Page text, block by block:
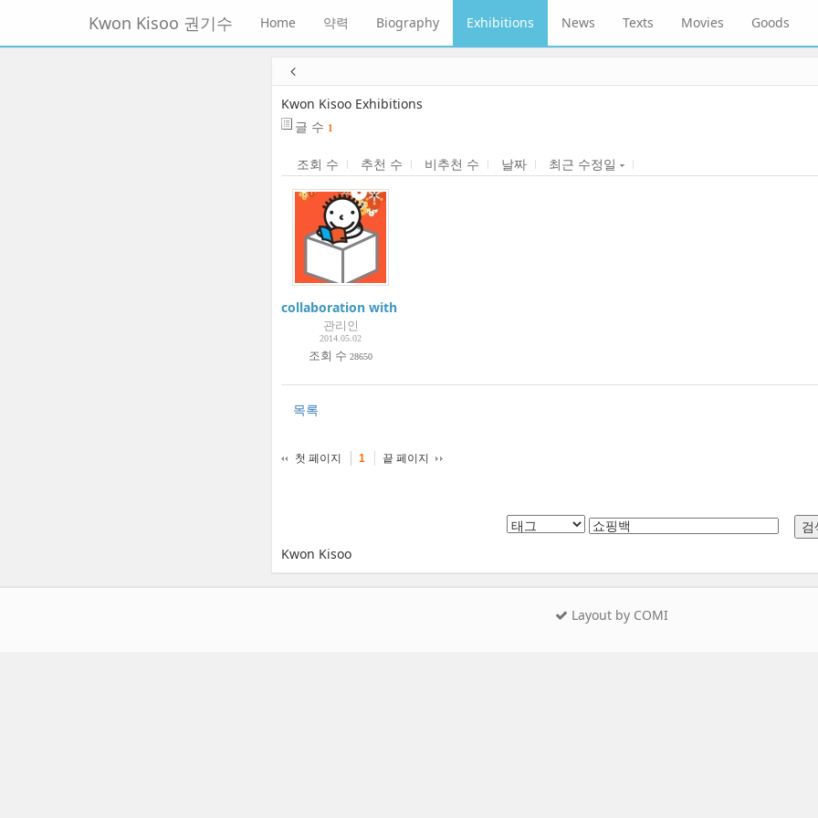
뉴
토
Kwon Kisoo 권기수 Home 약력 Biography Exhibitions News Texts Movies Goods
Kwon Kisoo Exhibitions
글 수 1
조회 수 추천 수 비추천 수 날짜 최근 수정일
collaboration with YES24 and interview
관리인
2014.05.02
조회 수 28650
목록
첫 페이지 1 끝 페이지
Kwon Kisoo
Layout by COMI